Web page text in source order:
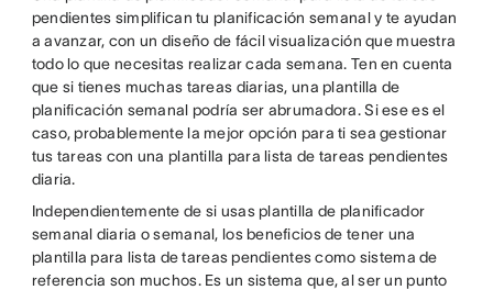
pendientes simplifican tu planificación semanal y te ayudan
a avanzar, con un diseño de fácil visualización que muestra
todo lo que necesitas realizar cada semana. Ten en cuenta
que si tienes muchas tareas diarias, una plantilla de
planificación semanal podría ser abrumadora. Si ese es el
caso, probablemente la mejor opción para ti sea gestionar
tus tareas con una plantilla para lista de tareas pendientes
diaria.
Independientemente de si usas plantilla de planificador
semanal diaria o semanal, los beneficios de tener una
plantilla para lista de tareas pendientes como sistema de
referencia son muchos. Es un sistema que, al ser un punto